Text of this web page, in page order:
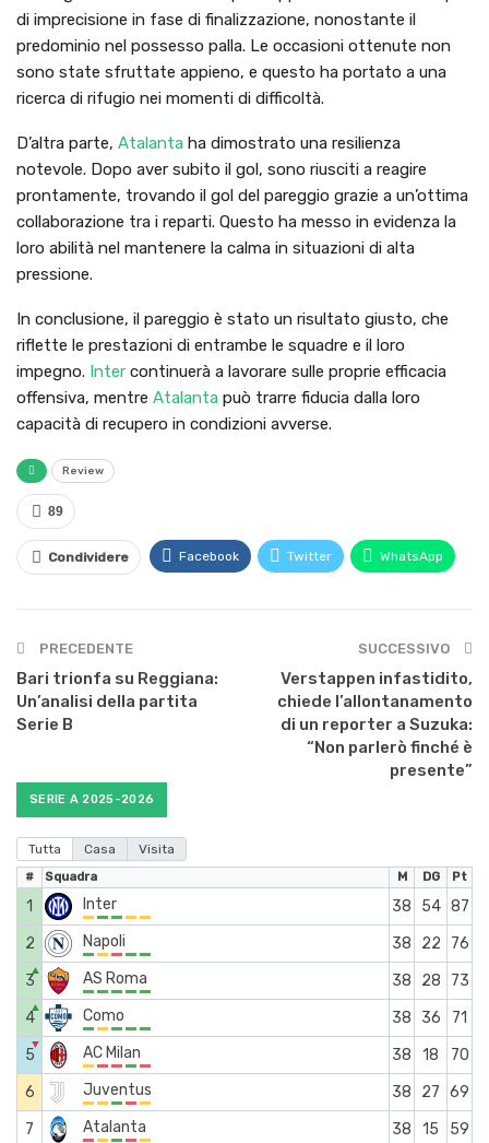
di imprecisione in fase di finalizzazione, nonostante il
predominio nel possesso palla. Le occasioni ottenute non
sono state sfruttate appieno, e questo ha portato a una
ricerca di rifugio nei momenti di difficoltà.
D’altra parte, Atalanta ha dimostrato una resilienza
notevole. Dopo aver subito il gol, sono riusciti a reagire
prontamente, trovando il gol del pareggio grazie a un’ottima
collaborazione tra i reparti. Questo ha messo in evidenza la
loro abilità nel mantenere la calma in situazioni di alta
pressione.
In conclusione, il pareggio è stato un risultato giusto, che
riflette le prestazioni di entrambe le squadre e il loro
impegno. Inter continuerà a lavorare sulle proprie efficacia
offensiva, mentre Atalanta può trarre fiducia dalla loro
capacità di recupero in condizioni avverse.
Review
89
Condividere Facebook Twitter WhatsApp
PRECEDENTE
Bari trionfa su Reggiana:
Un’analisi della partita
Serie B
SUCCESSIVO
Verstappen infastidito,
chiede l’allontanamento
di un reporter a Suzuka:
“Non parlerò finché è
presente”
SERIE A 2025-2026
Tutta Casa Visita
# Squadra M DG Pt
1 Inter 38 54 87
2
Napoli 38 22
76
3
▲ AS Roma 38 28
73
4
▲ Como 38 36
71
5
▼ AC Milan 38 18
70
6
Juventus 38 27 69
7
Atalanta 38 15
59